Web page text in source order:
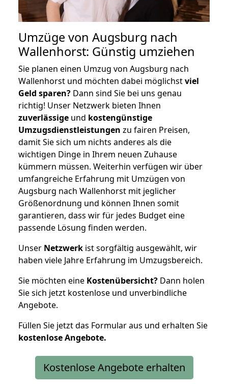
Umzüge von Augsburg nach
Wallenhorst: Günstig umziehen
Sie planen einen Umzug von Augsburg nach
Wallenhorst und möchten dabei möglichstviel
Geld sparen? Dann sind Sie bei uns genau
richtig! Unser Netzwerk bieten Ihnen
zuverlässige und kostengünstige
Umzugsdienstleistungen zu fairen Preisen,
damit Sie sich um nichts anderes als die
wichtigen Dinge in Ihrem neuen Zuhause
kümmern müssen. Weiterhin verfügen wir über
umfangreiche Erfahrung mit Umzügen von
Augsburg nach Wallenhorst mit jeglicher
Größenordnung und können Ihnen somit
garantieren, dass wir für jedes Budget eine
passende Lösung finden werden.
Unser Netzwerk ist sorgfältig ausgewählt, wir
haben viele Jahre Erfahrung im Umzugsbereich.
Sie möchten eine Kostenübersicht? Dann holen
Sie sich jetzt kostenlose und unverbindliche
Angebote.
Füllen Sie jetzt das Formular aus und erhalten Sie
kostenloseAngebote.
Kostenlose Angebote erhalten